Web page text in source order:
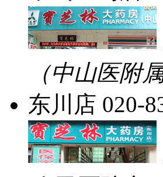
（中山医附
东川店 020-